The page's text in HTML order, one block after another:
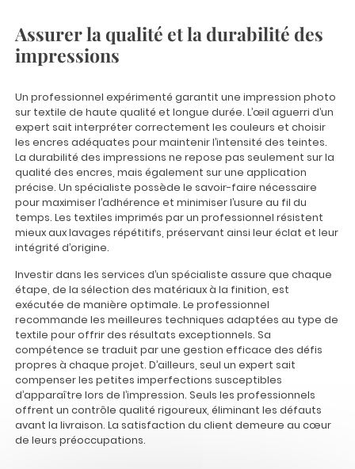
Assurer la qualité et la durabilité des
impressions
Un professionnel expérimenté garantit une impression photo
sur textile de haute qualité et longue durée. L’œil aguerri d’un
expert sait interpréter correctement les couleurs et choisir
les encres adéquates pour maintenir l’intensité des teintes.
La durabilité des impressions ne repose pas seulement sur la
qualité des encres, mais également sur une application
précise. Un spécialiste possède le savoir-faire nécessaire
pour maximiser l’adhérence et minimiser l’usure au fil du
temps. Les textiles imprimés par un professionnel résistent
mieux aux lavages répétitifs, préservant ainsi leur éclat et leur
intégrité d’origine.
Investir dans les services d’un spécialiste assure que chaque
étape, de la sélection des matériaux à la finition, est
exécutée de manière optimale. Le professionnel
recommande les meilleures techniques adaptées au type de
textile pour offrir des résultats exceptionnels. Sa
compétence se traduit par une gestion efficace des défis
propres à chaque projet. D’ailleurs, seul un expert sait
compenser les petites imperfections susceptibles
d’apparaître lors de l’impression. Seuls les professionnels
offrent un contrôle qualité rigoureux, éliminant les défauts
avant la livraison. La satisfaction du client demeure au cœur
de leurs préoccupations.